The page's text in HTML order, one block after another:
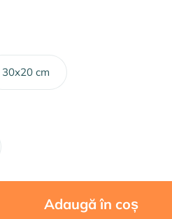
30x20 cm
Adaugă în coș